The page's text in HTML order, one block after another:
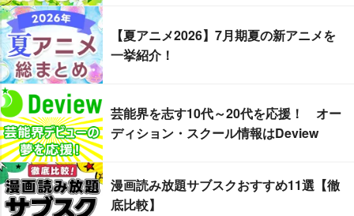
【夏アニメ2026】7月期夏の新アニメを
一挙紹介！
芸能界を志す10代～20代を応援！ オー
ディション・スクール情報はDeview
漫画読み放題サブスクおすすめ11選【徹
底比較】